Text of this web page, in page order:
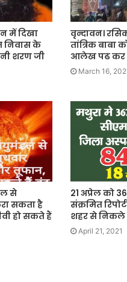
में दिखा
के
शरण जी
वृन्दावन।
तांत्रिक बाबा
आलेख पढ कर
March 16,
से
सकता है
हो सकते हैं
21 अप्रेल को
संक्रमित
शहर से निकले
April 21, 2021